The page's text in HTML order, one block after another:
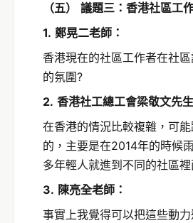
（五）
議題三：香港社區工
1. 鄭晃二老師：
香港現在的社區工作者在社
的氛圍?
2. 香港社工總工會梁敬文先生
在香港的情況比較複雜，可
的，主要是在2014年的時候
多年輕人就進到不同的社區裡
3. 陳亮全老師：
事實上我覺得可以把這些動